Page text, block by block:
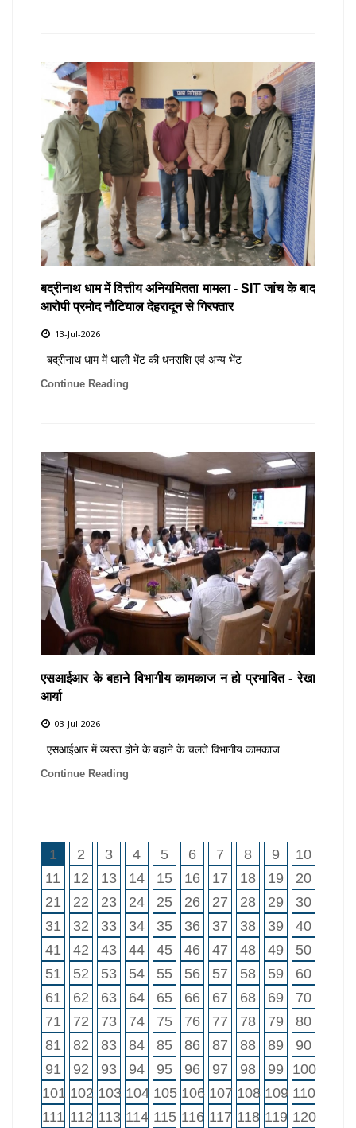
बद्रीनाथ धाम में वित्तीय अनियमितता मामला - SIT जांच के बाद
आरोपी प्रमोद नौटियाल देहरादून से गिरफ्तार
13-Jul-2026
बद्रीनाथ धाम में थाली भेंट की धनराशि एवं अन्य भेंट
Continue Reading
एसआईआर के बहाने विभागीय कामकाज न हो प्रभावित - रेखा
आर्या
03-Jul-2026
एसआईआर में व्यस्त होने के बहाने के चलते विभागीय कामकाज
Continue Reading
1 2 3 4 5 6 7 8 9
10
11
12 13 14 15 16 17 18 19
20
21
22 23 24 25 26 27 28 29
30
31
32 33 34 35 36 37 38 39
40
41
42 43 44 45 46 47 48 49
50
51
52 53 54 55 56 57 58 59
60
61
62 63 64 65 66 67 68 69
70
71
72 73 74 75 76 77 78 79
80
81
82 83 84 85 86 87 88 89
90
91
92 93 94 95 96 97 98 99
100
101 102 103 104 105 106 107 108 109 110
111 112 113 114 115 116 117 118 119 120